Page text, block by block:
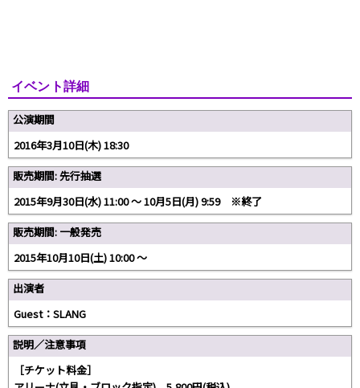
イベント詳細
公演期間
2016年3月10日(木) 18:30
販売期間: 先行抽選
2015年9月30日(水) 11:00 〜 10月5日(月) 9:59 ※終了
販売期間: 一般発売
2015年10月10日(土) 10:00 〜
出演者
Guest：SLANG
説明／注意事項
［チケット料金］